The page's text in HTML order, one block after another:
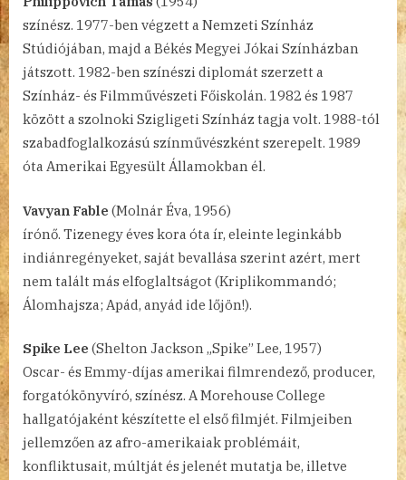
színész. 1977-ben végzett a Nemzeti Színház
Stúdiójában, majd a Békés Megyei Jókai Színházban
játszott. 1982-ben színészi diplomát szerzett a
Színház- és Filmművészeti Főiskolán. 1982 és 1987
között a szolnoki Szigligeti Színház tagja volt. 1988-tól
szabadfoglalkozású színművészként szerepelt. 1989
óta Amerikai Egyesült Államokban él.
Vavyan Fable (Molnár Éva, 1956)
írónő. Tizenegy éves kora óta ír, eleinte leginkább
indiánregényeket, saját bevallása szerint azért, mert
nem talált más elfoglaltságot (Kriplikommandó;
Álomhajsza; Apád, anyád ide lőjön!).
Spike Lee (Shelton Jackson „Spike” Lee, 1957)
Oscar- és Emmy-díjas amerikai filmrendező, producer,
forgatókönyvíró, színész. A Morehouse College
hallgatójaként készítette el első filmjét. Filmjeiben
jellemzően az afro-amerikaiak problémáit,
konfliktusait, múltját és jelenét mutatja be, illetve